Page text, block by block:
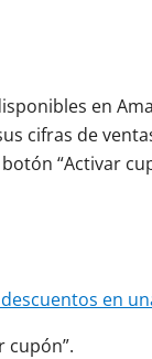
en
cifras de
“Activar
en
cupón”.